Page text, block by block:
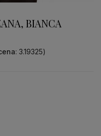
BIANCA
: 3.19325)